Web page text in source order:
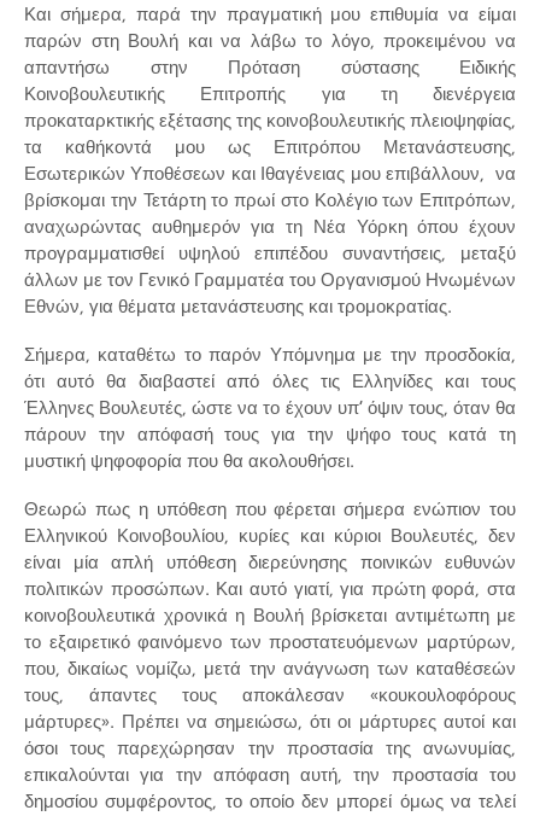
Και σήμερα, παρά την πραγματική μου επιθυμία να είμαι
παρών στη Βουλή και να λάβω το λόγο, προκειμένου να
απαντήσω στην Πρόταση σύστασης Ειδικής
Κοινοβουλευτικής Επιτροπής για τη διενέργεια
προκαταρκτικής εξέτασης της κοινοβουλευτικής πλειοψηφίας,
τα καθήκοντά μου ως Επιτρόπου Μετανάστευσης,
Εσωτερικών Υποθέσεων και Ιθαγένειας μου επιβάλλουν, να
βρίσκομαι την Τετάρτη το πρωί στο Κολέγιο των Επιτρόπων,
αναχωρώντας αυθημερόν για τη Νέα Υόρκη όπου έχουν
προγραμματισθεί υψηλού επιπέδου συναντήσεις, μεταξύ
άλλων με τον Γενικό Γραμματέα του Οργανισμού Ηνωμένων
Εθνών, για θέματα μετανάστευσης και τρομοκρατίας.
Σήμερα, καταθέτω το παρόν Υπόμνημα με την προσδοκία,
ότι αυτό θα διαβαστεί από όλες τις Ελληνίδες και τους
Έλληνες Βουλευτές, ώστε να το έχουν υπ’ όψιν τους, όταν θα
πάρουν την απόφασή τους για την ψήφο τους κατά τη
μυστική ψηφοφορία που θα ακολουθήσει.
Θεωρώ πως η υπόθεση που φέρεται σήμερα ενώπιον του
Ελληνικού Κοινοβουλίου, κυρίες και κύριοι Βουλευτές, δεν
είναι μία απλή υπόθεση διερεύνησης ποινικών ευθυνών
πολιτικών προσώπων. Και αυτό γιατί, για πρώτη φορά, στα
κοινοβουλευτικά χρονικά η Βουλή βρίσκεται αντιμέτωπη με
το εξαιρετικό φαινόμενο των προστατευόμενων μαρτύρων,
που, δικαίως νομίζω, μετά την ανάγνωση των καταθέσεών
τους, άπαντες τους αποκάλεσαν «κουκουλοφόρους
μάρτυρες». Πρέπει να σημειώσω, ότι οι μάρτυρες αυτοί και
όσοι τους παρεχώρησαν την προστασία της ανωνυμίας,
επικαλούνται για την απόφαση αυτή, την προστασία του
δημοσίου συμφέροντος, το οποίο δεν μπορεί όμως να τελεί